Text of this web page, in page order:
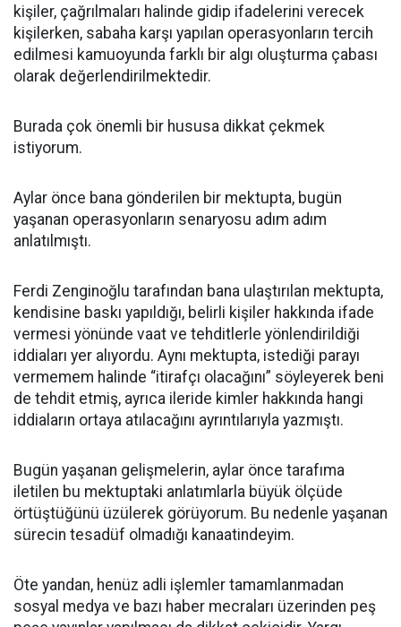
kişiler, çağrılmaları halinde gidip ifadelerini verecek
kişilerken, sabaha karşı yapılan operasyonların tercih
edilmesi kamuoyunda farklı bir algı oluşturma çabası
olarak değerlendirilmektedir.
Burada çok önemli bir hususa dikkat çekmek
istiyorum.
Aylar önce bana gönderilen bir mektupta, bugün
yaşanan operasyonların senaryosu adım adım
anlatılmıştı.
Ferdi Zenginoğlu tarafından bana ulaştırılan mektupta,
kendisine baskı yapıldığı, belirli kişiler hakkında ifade
vermesi yönünde vaat ve tehditlerle yönlendirildiği
iddiaları yer alıyordu. Aynı mektupta, istediği parayı
vermemem halinde “itirafçı olacağını” söyleyerek beni
de tehdit etmiş, ayrıca ileride kimler hakkında hangi
iddiaların ortaya atılacağını ayrıntılarıyla yazmıştı.
Bugün yaşanan gelişmelerin, aylar önce tarafıma
iletilen bu mektuptaki anlatımlarla büyük ölçüde
örtüştüğünü üzülerek görüyorum. Bu nedenle yaşanan
sürecin tesadüf olmadığı kanaatindeyim.
Öte yandan, henüz adli işlemler tamamlanmadan
sosyal medya ve bazı haber mecraları üzerinden peş